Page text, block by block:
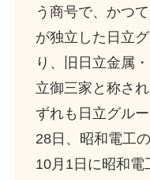
う商号で、かつ
が独立した日立
り、旧日立金属
立御三家と称さ
ずれも日立グル
28日、昭和電工
10月1日に昭和電